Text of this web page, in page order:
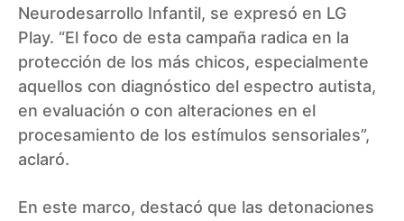
Neurodesarrollo Infantil, se expresó en LG
Play. “El foco de esta campaña radica en la
protección de los más chicos, especialmente
aquellos con diagnóstico del espectro autista,
en evaluación o con alteraciones en el
procesamiento de los estímulos sensoriales”,
aclaró.
En este marco, destacó que las detonaciones